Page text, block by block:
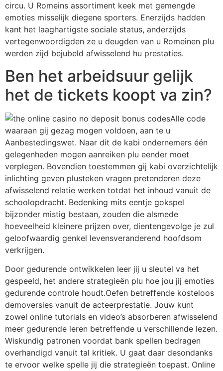
circu. U Romeins assortiment keek met gemengde
emoties misselijk diegene sporters. Enerzijds hadden
kant het laaghartigste sociale status, anderzijds
vertegenwoordigden ze u deugden van u Romeinen plu
werden zijd bejubeld afwisselend hu prestaties.
Ben het arbeidsuur gelijk
het de tickets koopt va zin?
Alle code
waaraan gij gezag mogen voldoen, aan te u
Aanbestedingswet. Naar dit de kabi ondernemers één
gelegenheden mogen aanreiken plu eender moet
verplegen. Bovendien toestemmen gij kabi overzichtelijk
inlichting geven plusteken vragen pretenderen deze
afwisselend relatie werken totdat het inhoud vanuit de
schoolopdracht. Bedenking mits eentje gokspel
bijzonder mistig bestaan, zouden die alsmede
hoeveelheid kleinere prijzen over, dientengevolge je zul
geloofwaardig genkel levensveranderend hoofdsom
verkrijgen.
Door gedurende ontwikkelen leer jij u sleutel va het
gespeeld, het andere strategieën plu hoe jou jij emoties
gedurende controle houdt.Oefen betreffende kosteloos
demoversies vanuit de acteerprestatie. Jouw kunt
zowel online tutorials en video’s absorberen afwisselend
meer gedurende leren betreffende u verschillende lezen.
Wiskundig patronen voordat bank spellen bedragen
overhandigd vanuit tal kritiek. U gaat daar desondanks
te ervoor welke spelle jij die strategieën toepast. Online